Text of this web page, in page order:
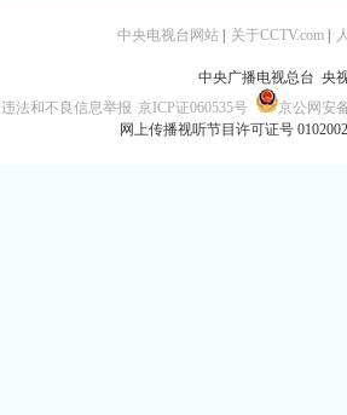
中央电视台网站 关于CCTV.com
中央广播电视总台 央
违法和不良信息举报 京ICP证060535号
京公网安
网上传播视听节目许可证号